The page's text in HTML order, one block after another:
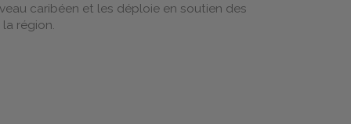
caribéen et les déploie en soutien des
région.